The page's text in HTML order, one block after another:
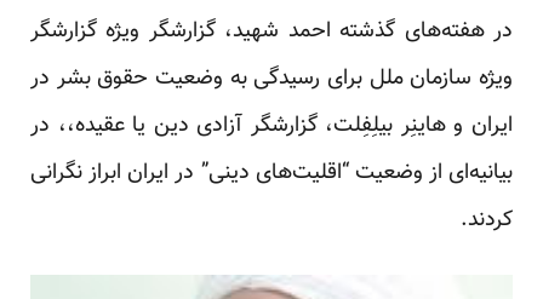
در هفته‌های گذشته احمد شهید، گزارشگر ویژه گزارشگر
ویژه سازمان ملل برای رسیدگی به وضعیت حقوق بشر در
ایران و هاینِر بیلِفِلت، گزارشگر آزادی دین یا عقیده،، در
بیانیه‌ای از وضعیت “اقلیت‌های دینی” در ایران ابراز نگرانی
کردند.